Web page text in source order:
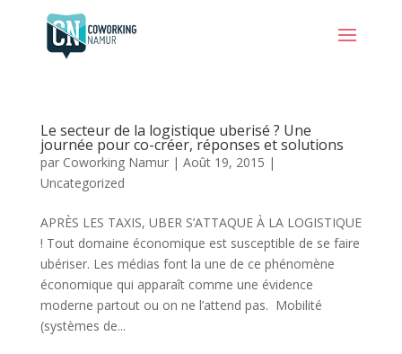
Le secteur de la logistique uberisé ? Une
journée pour co-créer, réponses et solutions
par Coworking Namur| Août 19, 2015 |
Uncategorized
APRÈS LES TAXIS, UBER S’ATTAQUE À LA LOGISTIQUE
! Tout domaine économique est susceptible de se faire
ubériser. Les médias font la une de ce phénomène
économique qui apparaît comme une évidence
moderne partout ou on ne l’attend pas. Mobilité
(systèmes de...